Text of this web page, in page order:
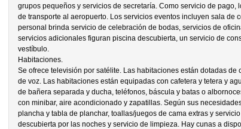
grupos pequeños y servicios de secretaría. Como servicio de pago,
de transporte al aeropuerto. Los servicios eventos incluyen sala de
personal brinda servicio de celebración de bodas, servicios de
servicios adicionales figuran piscina descubierta, un servicio de
vestíbulo.
Habitaciones.
Se ofrece televisión por satélite. Las habitaciones están dotadas de
de voz. Las habitaciones están equipadas con cafetera y tetera y
de bañera separada y ducha, teléfonos, báscula y batas o
con minibar, aire acondicionado y zapatillas. Según sus
plancha y tabla de planchar, toallas/juegos de cama extras y
descubierta por las noches y servicio de limpieza. Hay cunas a